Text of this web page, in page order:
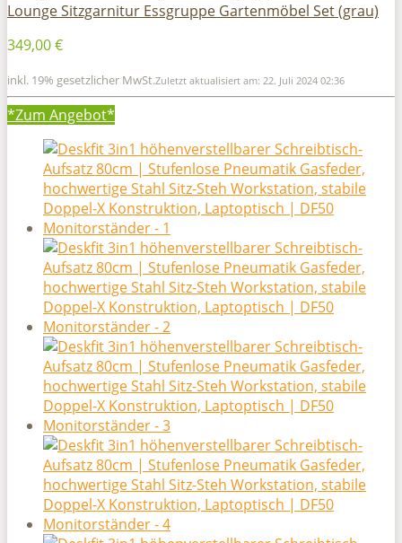
Lounge Sitzgarnitur Essgruppe Gartenmöbel Set (grau)
349,00 €
inkl. 19% gesetzlicher MwSt.Zuletzt aktualisiert am: 22. Juli 2024 02:36
*Zum Angebot*